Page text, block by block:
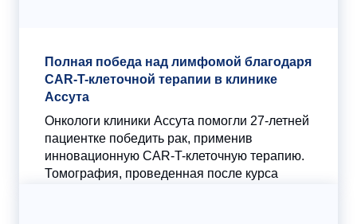
Полная победа над лимфомой благодаря
CAR-T-клеточной терапии в клинике
Ассута
Онкологи клиники Ассута помогли 27-летней
пациентке победить рак, применив
инновационную CAR-T-клеточную терапию.
Томография, проведенная после курса